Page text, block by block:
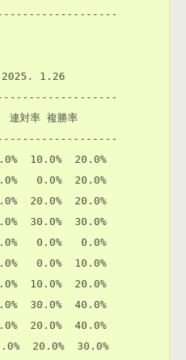
対率 複勝率
10.0%  20.0%
0.0%  20.0%
20.0%  20.0%
30.0%  30.0%
0.0%   0.0%
0.0%  10.0%
10.0%  20.0%
30.0%  40.0%
20.0%  40.0%
20.0%  30.0%